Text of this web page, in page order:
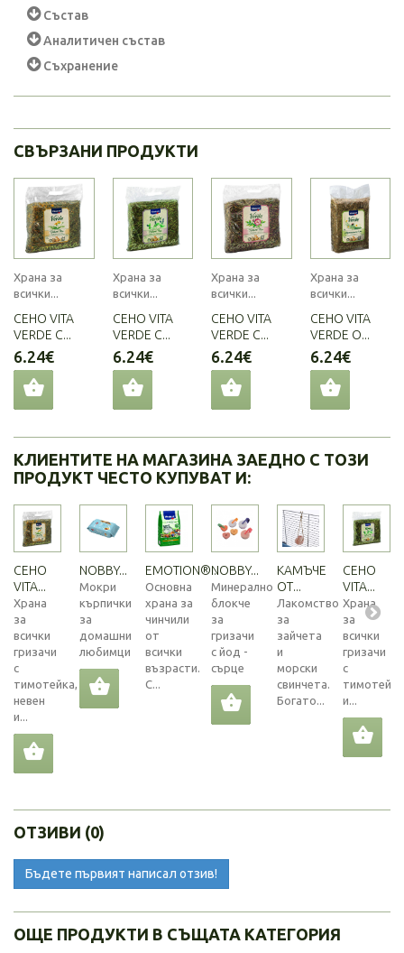
Състав
Аналитичен състав
Съхранение
СВЪРЗАНИ ПРОДУКТИ
Храна за
всички...
СЕНО VITA
VERDE С...
6.24€
Храна за
всички...
СЕНО VITA
VERDE С...
6.24€
Храна за
всички...
СЕНО VITA
VERDE С...
6.24€
Храна за
всички...
СЕНО VITA
VERDE О...
6.24€
КЛИЕНТИТЕ НА МАГАЗИНА ЗАЕДНО С ТОЗИ
ПРОДУКТ ЧЕСТО КУПУВАТ И:
СЕНО
VITA...
Храна
за
всички
гризачи
с
тимотейка,
невен
и...
NOBBY...
Мокри
кърпички
за
домашни
любимци
EMOTION®...
Основна
храна за
чинчили
от
всички
възрасти.
С...
NOBBY...
Минерално
блокче
за
гризачи
с йод -
сърце
КАМЪЧЕ
ОТ...
Лакомство
за
зайчета
и
морски
свинчета.
Богато...
СЕНО
VITA...
Храна
за
всички
гризачи
с
тимотейка
и...
ОТЗИВИ (0)
Бъдете първият написал отзив!
ОЩЕ ПРОДУКТИ В СЪЩАТА КАТЕГОРИЯ